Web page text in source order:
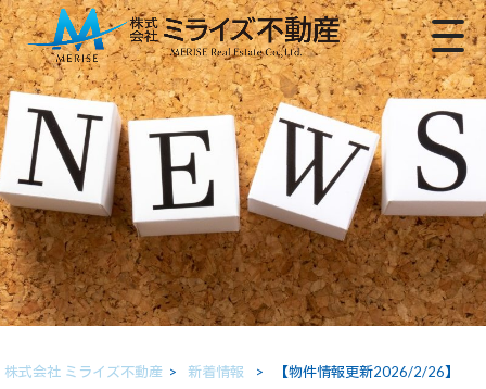
株式会社 ミライズ不動産 > 新着情報 > 【物件情報更新2026/2/26】